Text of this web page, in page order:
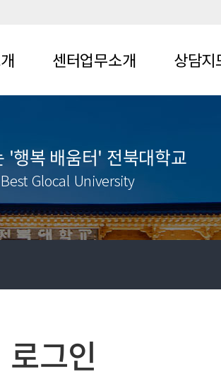
센터업무소개
리걸클리닉
모의기록시험
상담지
'행복 배움터' 전북대학교
Glocal University
로그인